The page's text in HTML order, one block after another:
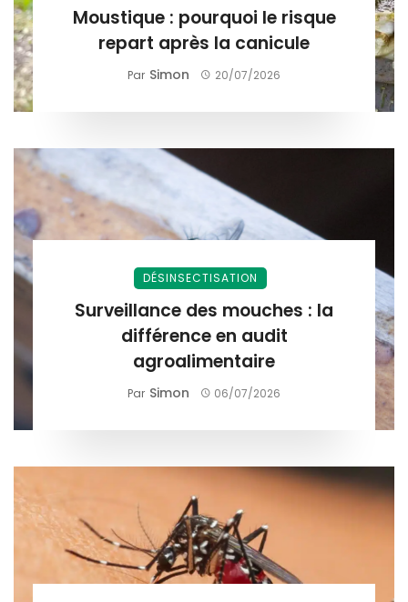
Moustique : pourquoi le risque
repart après la canicule
Par Simon 20/07/2026
DÉSINSECTISATION
Surveillance des mouches : la
différence en audit
agroalimentaire
Par Simon 06/07/2026